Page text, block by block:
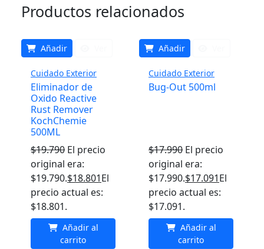
Productos relacionados
Añadir
Cuidado Exterior
Eliminador de
Oxido Reactive
Rust Remover
KochChemie
500ML
$19.790 El precio
original era:
$19.790.$18.801El
precio actual es:
$18.801.
Añadir al
carrito
Añadir
Cuidado Exterior
Bug-Out 500ml
$17.990 El precio
original era:
$17.990.$17.091El
precio actual es:
$17.091.
Añadir al
carrito